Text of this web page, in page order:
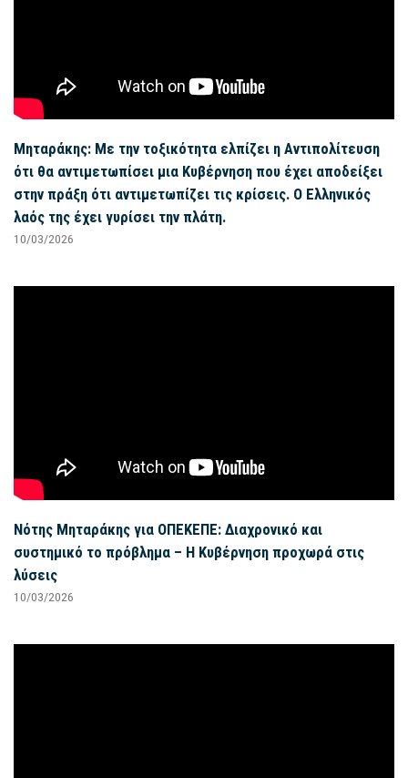
Μηταράκης: Με την τοξικότητα ελπίζει η Αντιπολίτευση
ότι θα αντιμετωπίσει μια Κυβέρνηση που έχει αποδείξει
στην πράξη ότι αντιμετωπίζει τις κρίσεις. Ο Ελληνικός
λαός της έχει γυρίσει την πλάτη.
10/03/2026
Νότης Μηταράκης για ΟΠΕΚΕΠΕ: Διαχρονικό και
συστημικό το πρόβλημα – Η Κυβέρνηση προχωρά στις
λύσεις
10/03/2026